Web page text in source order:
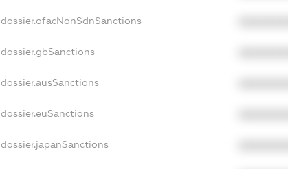
dossier.ofacNonSdnSanctions
dossier.gbSanctions
dossier.ausSanctions
dossier.euSanctions
dossier.japanSanctions